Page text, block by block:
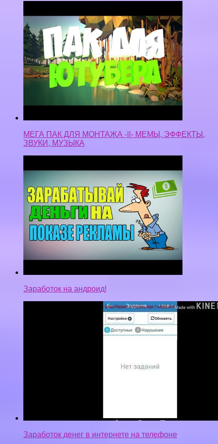
МЕГА ПАК ДЛЯ МОНТАЖА -||- МЕМЫ, ЭФФЕКТЫ,
ЗВУКИ, МУЗЫКА
Заработок на андроид!
Заработок денег в интернете на телефоне